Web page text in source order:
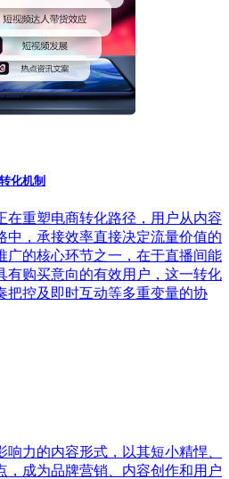
化机制
在重塑电商转化路径，用户从内容
中，承接效率直接决定流量价值的
广的核心环节之一，在于直播间能
有购买意向的有效用户，这一转化
把控及即时互动等多重变量的协
力的内容形式，以其短小精悍、
，成为品牌营销、内容创作和用户